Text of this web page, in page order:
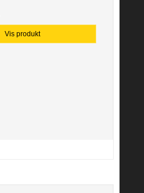
Vis produkt